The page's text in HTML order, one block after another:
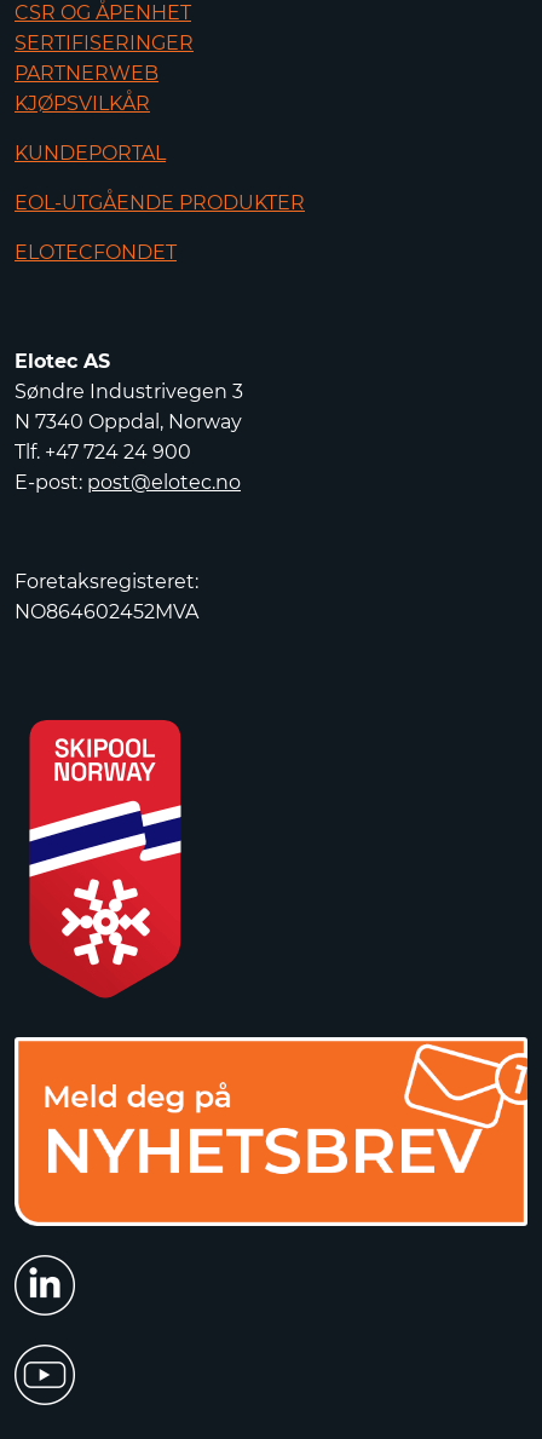
CSR OG ÅPENHET
SERTIFISERINGER
PARTNERWEB
KJØPSVILKÅR
KUNDEPORTAL
EOL-UTGÅENDE PRODUKTER
ELOTECFONDET
Elotec AS
Søndre Industrivegen 3
N 7340 Oppdal, Norway
Tlf. +47 724 24 900
E-post: post@elotec.no
Foretaksregisteret:
NO864602452MVA